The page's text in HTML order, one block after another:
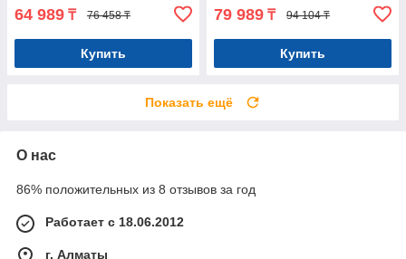
64 989 ₸ 76 458 ₸
Купить
79 989 ₸ 94 104 ₸
Купить
Показать ещё
О нас
86% положительных из 8 отзывов за год
Работает с 18.06.2012
г. Алматы